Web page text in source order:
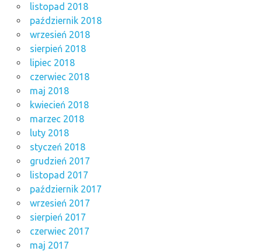
listopad 2018
październik 2018
wrzesień 2018
sierpień 2018
lipiec 2018
czerwiec 2018
maj 2018
kwiecień 2018
marzec 2018
luty 2018
styczeń 2018
grudzień 2017
listopad 2017
październik 2017
wrzesień 2017
sierpień 2017
czerwiec 2017
maj 2017